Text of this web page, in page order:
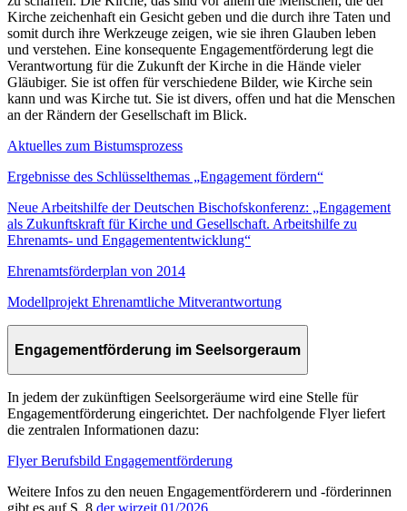
Kirche zeichenhaft ein Gesicht geben und die durch ihre Taten und
somit durch ihre Werkzeuge zeigen, wie sie ihren Glauben leben
und verstehen. Eine konsequente Engagementförderung legt die
Verantwortung für die Zukunft der Kirche in die Hände vieler
Gläubiger. Sie ist offen für verschiedene Bilder, wie Kirche sein
kann und was Kirche tut. Sie ist divers, offen und hat die Menschen
an der Rändern der Gesellschaft im Blick.
Aktuelles zum Bistumsprozess
Ergebnisse des Schlüsselthemas „Engagement fördern“
Neue Arbeitshilfe der Deutschen Bischofskonferenz: „Engagement
als Zukunftskraft für Kirche und Gesellschaft. Arbeitshilfe zu
Ehrenamts- und Engagemententwicklung“
Ehrenamtsförderplan von 2014
Modellprojekt Ehrenamtliche Mitverantwortung
Engagementförderung im Seelsorgeraum
In jedem der zukünftigen Seelsorgeräume wird eine Stelle für
Engagementförderung eingerichtet. Der nachfolgende Flyer liefert
die zentralen Informationen dazu:
Flyer Berufsbild Engagementförderung
Weitere Infos zu den neuen Engagementförderern und -förderinnen